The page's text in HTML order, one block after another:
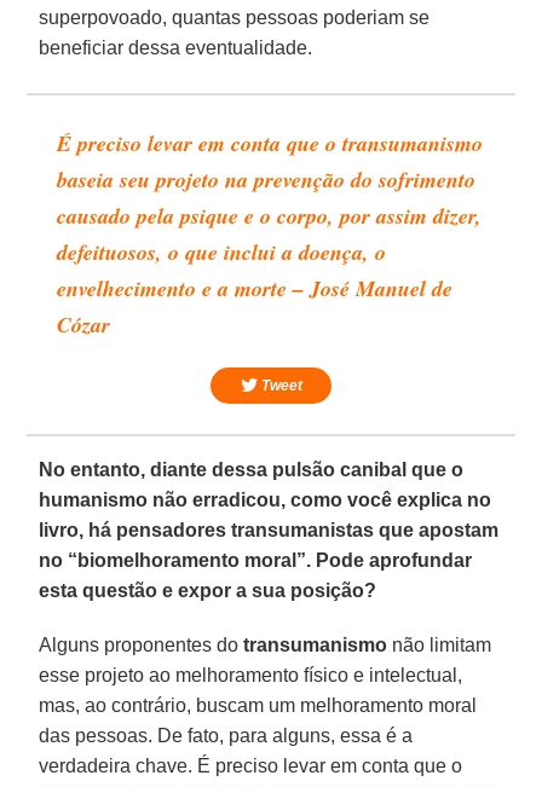
superpovoado, quantas pessoas poderiam se
beneficiar dessa eventualidade.
É preciso levar em conta que o transumanismo
baseia seu projeto na prevenção do sofrimento
causado pela psique e o corpo, por assim dizer,
defeituosos, o que inclui a doença, o
envelhecimento e a morte – José Manuel de
Cózar
Tweet
No entanto, diante dessa pulsão canibal que o
humanismo não erradicou, como você explica no
livro, há pensadores transumanistas que apostam
no “biomelhoramento moral”. Pode aprofundar
esta questão e expor a sua posição?
Alguns proponentes dotransumanismo não limitam
esse projeto ao melhoramento físico e intelectual,
mas, ao contrário, buscam um melhoramento moral
das pessoas. De fato, para alguns, essa é a
verdadeira chave. É preciso levar em conta que o